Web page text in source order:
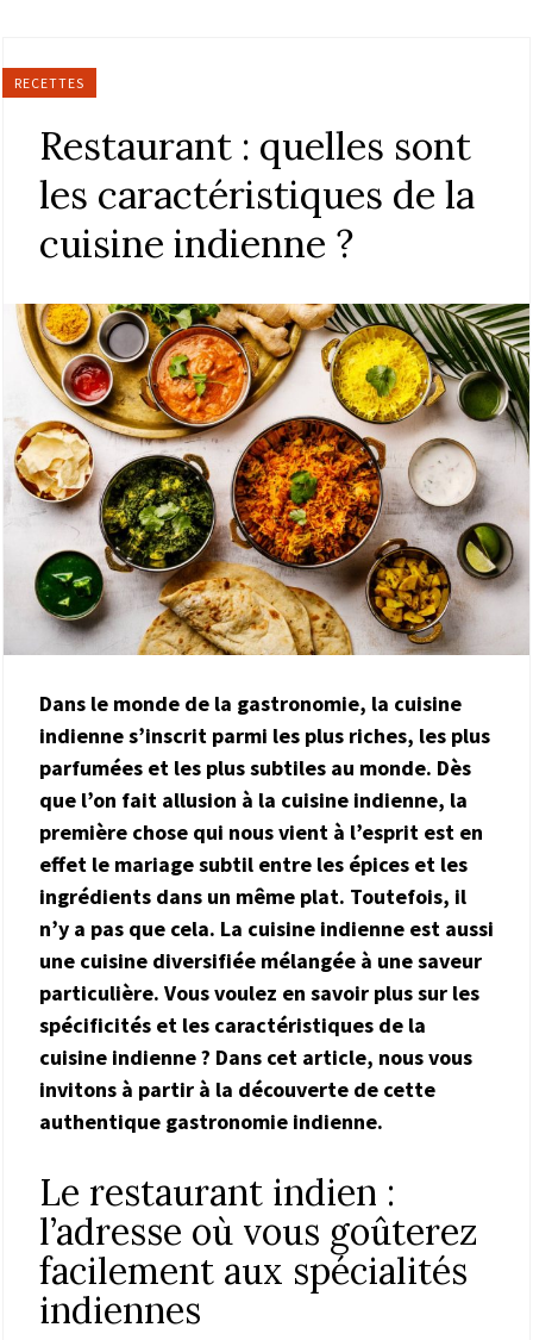
RECETTES
Restaurant : quelles sont
les caractéristiques de la
cuisine indienne ?
Dans le monde de la gastronomie, la cuisine
indienne s’inscrit parmi les plus riches, les plus
parfumées et les plus subtiles au monde. Dès
que l’on fait allusion à la cuisine indienne, la
première chose qui nous vient à l’esprit est en
effet le mariage subtil entre les épices et les
ingrédients dans un même plat. Toutefois, il
n’y a pas que cela. La cuisine indienne est aussi
une cuisine diversifiée mélangée à une saveur
particulière. Vous voulez en savoir plus sur les
spécificités et les caractéristiques de la
cuisine indienne ? Dans cet article, nous vous
invitons à partir à la découverte de cette
authentique gastronomie indienne.
Le restaurant indien :
l’adresse où vous goûterez
facilement aux spécialités
indiennes